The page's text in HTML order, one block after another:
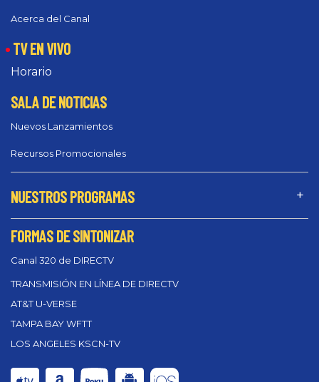
Acerca del Canal
TV EN VIVO
Horario
SALA DE NOTICIAS
Nuevos Lanzamientos
Recursos Promocionales
NUESTROS PROGRAMAS
FORMAS DE SINTONIZAR
Canal 320 de DIRECTV
TRANSMISIÓN EN LÍNEA DE DIRECTV
AT&T U-VERSE
TAMPA BAY WFTT
LOS ANGELES KSCN-TV